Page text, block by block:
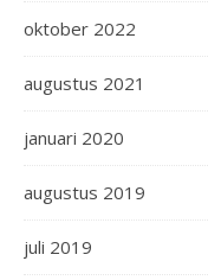
oktober 2022
augustus 2021
januari 2020
augustus 2019
juli 2019